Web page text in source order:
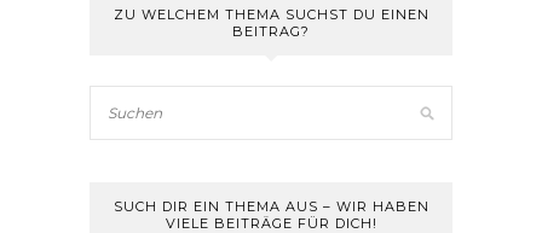
ZU WELCHEM THEMA SUCHST DU EINEN
BEITRAG?
SUCH DIR EIN THEMA AUS – WIR HABEN
VIELE BEITRÄGE FÜR DICH!